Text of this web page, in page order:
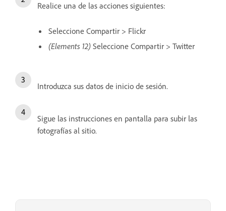
Realice una de las acciones siguientes:
Seleccione Compartir > Flickr
(Elements 12) Seleccione Compartir > Twitter
Introduzca sus datos de inicio de sesión.
Sigue las instrucciones en pantalla para subir las
fotografías al sitio.